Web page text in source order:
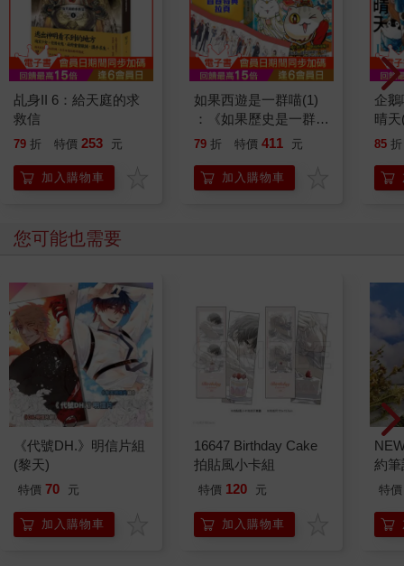
乩身II 6：給天庭的求
救信
79 折 特價 253 元
加入購物車
如果西遊是一群喵(1)
：《如果歷史是一群
喵》作者最新力作，附
79 折 特價 411 元
加入購物車
企
晴
「
85 折
您可能也需要
《代號DH.》明信片組
(黎天)
特價 70 元
加入購物車
16647 Birthday Cake
拍貼風小卡組
特價 120 元
加入購物車
約
特價